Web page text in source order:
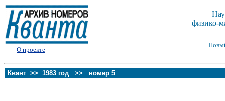
О проекте
физико-
Квант >> 1983 год >> номер 5